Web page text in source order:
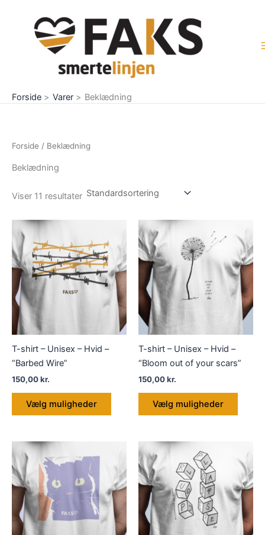
indholdet
Forside Varer Beklædning
Forside / Beklædning
Beklædning
Viser 11 resultater
T-shirt – Unisex – Hvid –
“Barbed Wire”
150,00kr.
Vælg muligheder
Dette
varianter.
Mulighederne
kan
vælges
på
varesiden
T-shirt – Unisex – Hvid –
“Bloom out of your scars”
150,00kr.
Vælg muligheder
Dette
kan
på